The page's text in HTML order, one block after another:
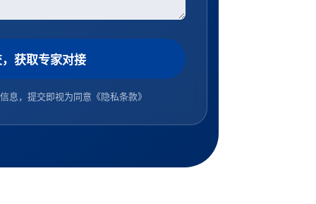
获取专家对接
息，提交即视为同意 《隐私条款》